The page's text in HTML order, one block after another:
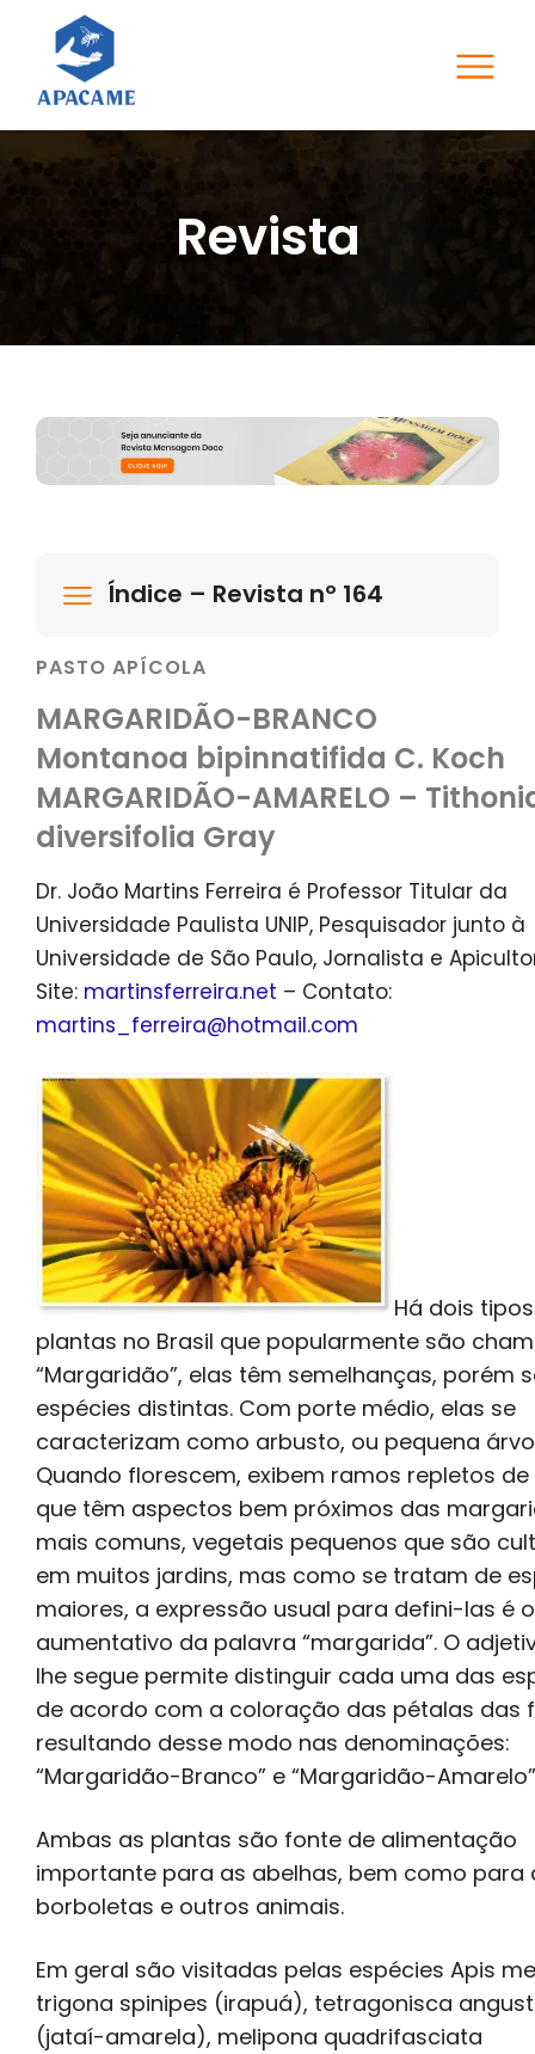
Revista
Índice – Revista nº 164
PASTO APÍCOLA
MARGARIDÃO-BRANCO
Montanoa bipinnatifida C. Koch
MARGARIDÃO-AMARELO –
diversifolia Gray
Dr. João Martins Ferreira é Professor Titular da
Universidade Paulista UNIP, Pesquisador junto à
Universidade de São Paulo, Jornalista e
Site: martinsferreira.net – Contato:
martins_ferreira@hotmail.com
Há dois
plantas no Brasil que popularmente são
“Margaridão”, elas têm semelhanças, porém
espécies distintas. Com porte médio, elas se
caracterizam como arbusto, ou pequena
Quando florescem, exibem ramos repletos
que têm aspectos bem próximos das
mais comuns, vegetais pequenos que são
em muitos jardins, mas como se tratam de
maiores, a expressão usual para defini-las é o
aumentativo da palavra “margarida”. O
lhe segue permite distinguir cada uma das
de acordo com a coloração das pétalas das
resultando desse modo nas denominações:
“Margaridão-Branco” e “Margaridão-
Ambas as plantas são fonte de alimentação
importante para as abelhas, bem como para
borboletas e outros animais.
Em geral são visitadas pelas espécies Apis
trigona spinipes (irapuá), tetragonisca
(jataí-amarela), melipona quadrifasciata